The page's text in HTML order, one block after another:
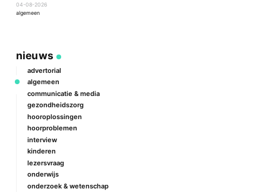
04-08-2026
algemeen
nieuws
advertorial
algemeen
communicatie & media
gezondheidszorg
hooroplossingen
hoorproblemen
interview
kinderen
lezersvraag
onderwijs
onderzoek & wetenschap